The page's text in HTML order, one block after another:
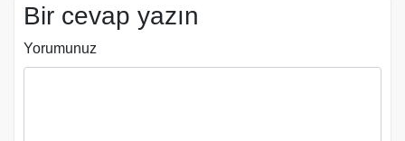
Bir cevap yazın
Yorumunuz